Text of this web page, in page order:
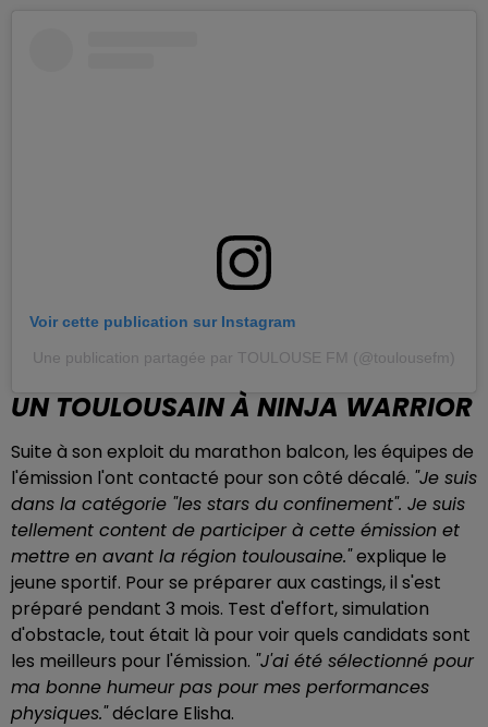
Voir cette publication sur Instagram
Une publication partagée par TOULOUSE FM (@toulousefm)
UN TOULOUSAIN À NINJA WARRIOR
Suite à son exploit du marathon balcon, les équipes de
l'émission l'ont contacté pour son côté décalé. "Je suis
dans la catégorie "les stars du confinement". Je suis
tellement content de participer à cette émission et
mettre en avant la région toulousaine."explique le
jeune sportif. Pour se préparer aux castings, il s'est
préparé pendant 3 mois. Test d'effort, simulation
d'obstacle, tout était là pour voir quels candidats sont
les meilleurs pour l'émission. "J'ai été sélectionné pour
ma bonne humeur pas pour mes performances
physiques."déclare Elisha.